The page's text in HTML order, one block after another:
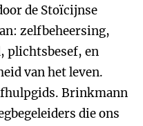
de Stoïcijnse
zelfbeheersing,
plichtsbesef, en
van het leven.
Brinkmann
die ons